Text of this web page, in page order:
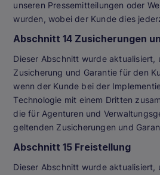
unseren Pressemitteilungen oder
wurden, wobei der Kunde dies
Abschnitt 14 Zusicherungen
Dieser Abschnitt wurde aktualisiert,
Zusicherung und Garantie für den
wenn der Kunde bei der
Technologie mit einem Dritten
die für Agenturen und
geltenden Zusicherungen und
Abschnitt 15 Freistellung
Dieser Abschnitt wurde aktualisiert,